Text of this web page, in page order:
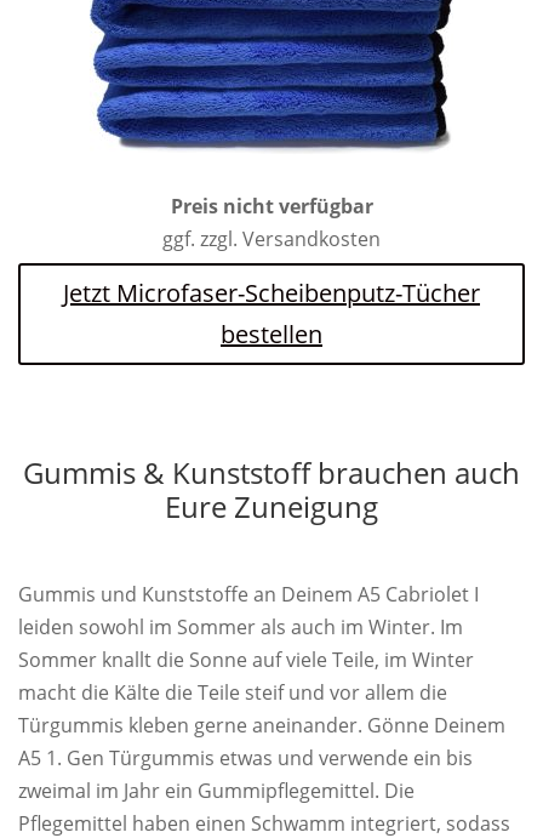
Preis nicht verfügbar
ggf. zzgl. Versandkosten
Jetzt Microfaser-Scheibenputz-Tücher
bestellen
Gummis & Kunststoff brauchen auch
Eure Zuneigung
Gummis und Kunststoffe an Deinem A5 Cabriolet I
leiden sowohl im Sommer als auch im Winter. Im
Sommer knallt die Sonne auf viele Teile, im Winter
macht die Kälte die Teile steif und vor allem die
Türgummis kleben gerne aneinander. Gönne Deinem
A5 1. Gen Türgummis etwas und verwende ein bis
zweimal im Jahr ein Gummipflegemittel. Die
Pflegemittel haben einen Schwamm integriert, sodass